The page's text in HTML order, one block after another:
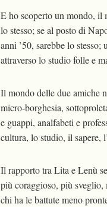
E ho scoperto un mondo, il
lo stesso; se al posto di
anni ’50, sarebbe lo
attraverso lo studio folle e
Il mondo delle due amiche
micro-borghesia,
e guappi, analfabeti e
cultura, lo studio, il sapere,
Il rapporto tra Lita e Lenù
più coraggioso, più sveglio,
chi ha le battute meno